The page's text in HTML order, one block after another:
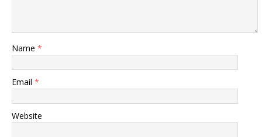
Name *
Email *
Website